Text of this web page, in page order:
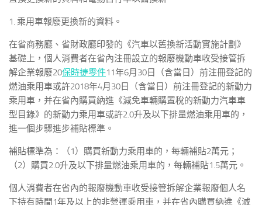
1. 乘用車報廢更換新的資料。
在省商務廳、省財政廳印發的《汽車以舊換新活動實施計劃》
基礎上，個人消費者在省內注冊設立的報廢機動車收受接管拆
解企業報廢20保時捷零件11年6月30日（含當日）前注冊登記的
燃油乘用車或許2018年4月30日（含當日）前注冊登記的新動力
乘用車，并在省內購買納進《減免車輛購置稅的新動力汽車車
型目錄》的新動力乘用車或許2.0升及以下排量燃油乘用車的，
進一個步驟進步補貼標準。
補貼標準為：（1）購買新動力乘用車的，每輛補貼2萬元；
（2）購買2.0升及以下排量燃油乘用車的，每輛補貼1.5萬元。
個人消費者在省內的報廢機動車收受接管拆解企業報廢個人名
下持有時間1年及以上的非營運乘用車，并在省內購買納進《減